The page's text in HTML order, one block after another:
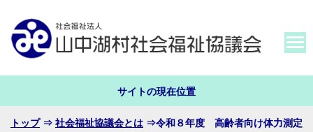
サイトの現在位置
トップ⇒ 社会福祉協議会とは ⇒令和８年度 高齢者向け体力測定